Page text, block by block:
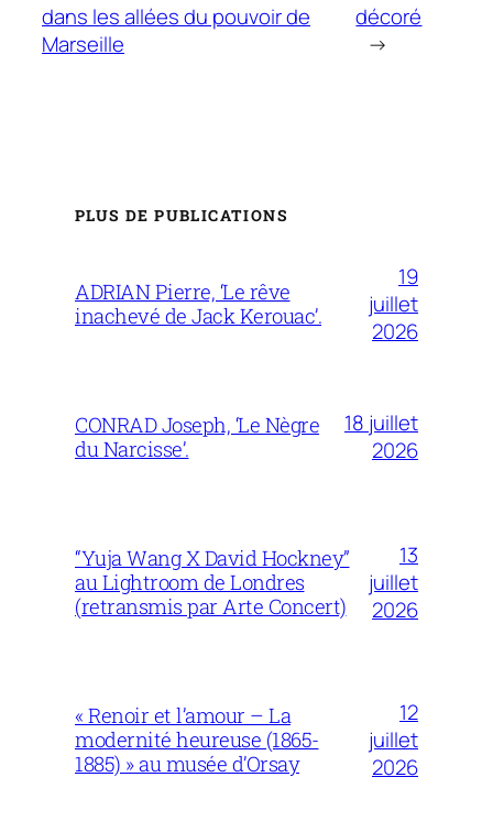
dans les allées du pouvoir de
Marseille
décoré
→
PLUS DE PUBLICATIONS
ADRIAN Pierre, ‘Le rêve
inachevé de Jack Kerouac’.
19
juillet
2026
CONRAD Joseph, ‘Le Nègre
du Narcisse’.
18 juillet
2026
“Yuja Wang X David Hockney”
au Lightroom de Londres
(retransmis par Arte Concert)
13
juillet
2026
« Renoir et l’amour – La
modernité heureuse (1865-
1885) » au musée d’Orsay
12
juillet
2026